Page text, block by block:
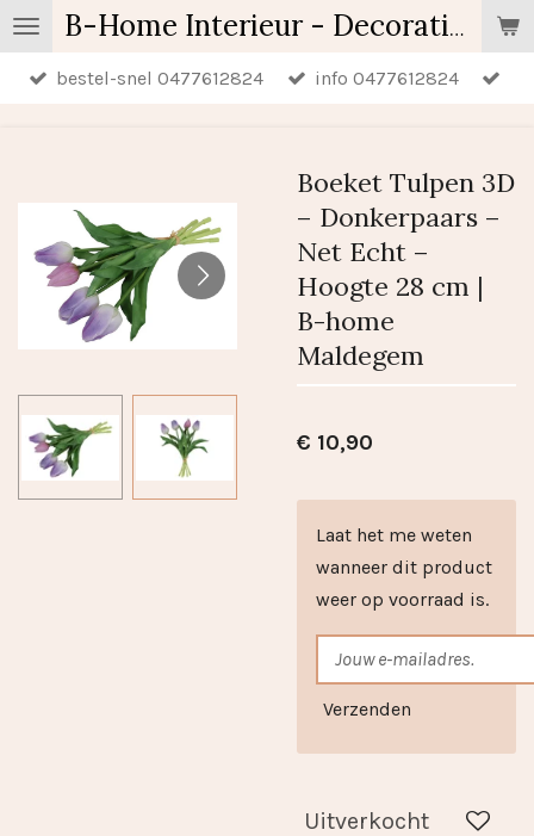
Ga
direct
naar
B-Home Interieur - Decoratie & Geschenken - Geurartikelen
bestel-snel 0477612824 info 0477612824
Boeket Tulpen 3D
– Donkerpaars –
Net Echt –
Hoogte 28 cm |
B-home
Maldegem
€ 10,90
Laat het me weten
wanneer dit product
weer op voorraad is.
Verzenden
Uitverkocht